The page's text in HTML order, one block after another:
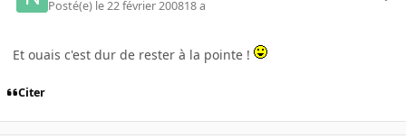
Posté(e) le 22 février 200818 a
Et ouais c'est dur de rester à la pointe !
Citer